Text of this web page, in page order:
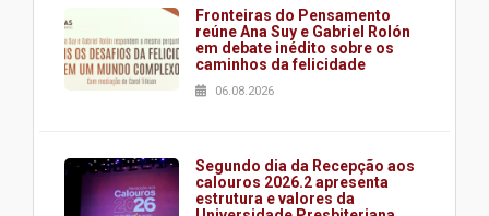
Fronteiras do Pensamento
reúne Ana Suy e Gabriel Rolón
em debate inédito sobre os
caminhos da felicidade
06.08.2026
Segundo dia da Recepção aos
calouros 2026.2 apresenta
estrutura e valores da